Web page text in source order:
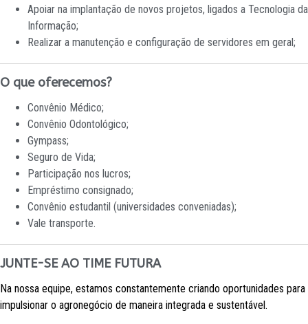
Apoiar na implantação de novos projetos, ligados a Tecnologia da
Informação;
Realizar a manutenção e configuração de servidores em geral;
O que oferecemos?
Convênio Médico;
Convênio Odontológico;
Gympass;
Seguro de Vida;
Participação nos lucros;
Empréstimo consignado;
Convênio estudantil (universidades conveniadas);
Vale transporte.
JUNTE-SE AO TIME FUTURA
Na nossa equipe, estamos constantemente criando oportunidades para
impulsionar o agronegócio de maneira integrada e sustentável.